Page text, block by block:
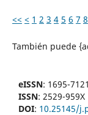
<< < 1 2 3 4 5 6 7 8
También puede
eISSN: 1695-7121
ISSN: 2529-959X
DOI: 10.25145/